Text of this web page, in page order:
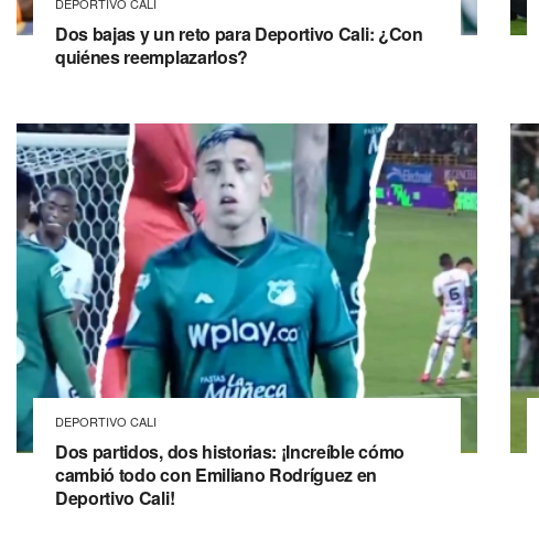
Dos bajas y un reto para Deportivo Cali: ¿Con
quiénes reemplazarlos?
DEPORTIVO CALI
Dos partidos, dos historias: ¡Increíble cómo
cambió todo con Emiliano Rodríguez en
Deportivo Cali!